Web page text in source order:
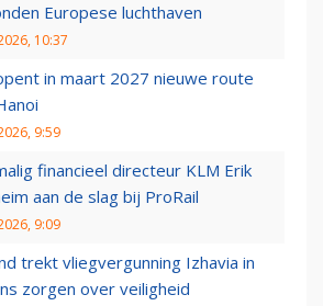
Europese luchthaven
10:37
in maart 2027 nieuwe route
9:59
financieel directeur KLM Erik
aan de slag bij ProRail
9:09
trekt vliegvergunning Izhavia in
zorgen over veiligheid